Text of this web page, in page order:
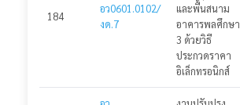
ประกาศร่างเอกสารเชิญชวน
ประกาศยกเลิกเชิญชวนเสนอราคา
184
อว0601.0102/
งด.7
และพื้นสนาม
อาคารพลศึกษา
3 ด้วยวิธี
ประกวดราคา
อิเล็กทรอนิกส์